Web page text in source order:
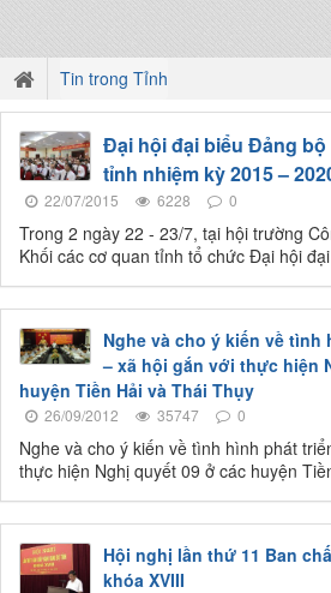
Tin trong Tỉnh
Đại hội đại biểu Đảng
tỉnh nhiệm kỳ 2015 –
22/07/2015 6228 0
Trong 2 ngày 22 - 23/7, tại hội trường
Khối các cơ quan tỉnh tổ chức Đại hội
Nghe và cho ý kiến về
– xã hội gắn với thực hiện
huyện Tiền Hải và Thái Thụy
26/09/2012 35747 0
Nghe và cho ý kiến về tình hình phát
thực hiện Nghị quyết 09 ở các huyện
Hội nghị lần thứ 11 Ban
khóa XVIII